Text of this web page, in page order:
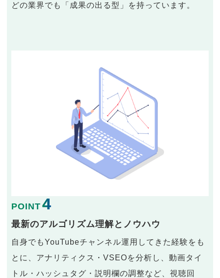
どの業界でも「成果の出る型」を持っています。
POINT 4
最新のアルゴリズム理解とノウハウ
自身でもYouTubeチャンネル運用してきた経験をも
とに、アナリティクス・VSEOを分析し、動画タイ
トル・ハッシュタグ・説明欄の調整など、視聴回